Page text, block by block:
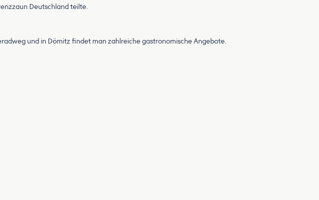
Deutschland teilte.
und in Dömitz findet man zahlreiche gastronomische Angebote.